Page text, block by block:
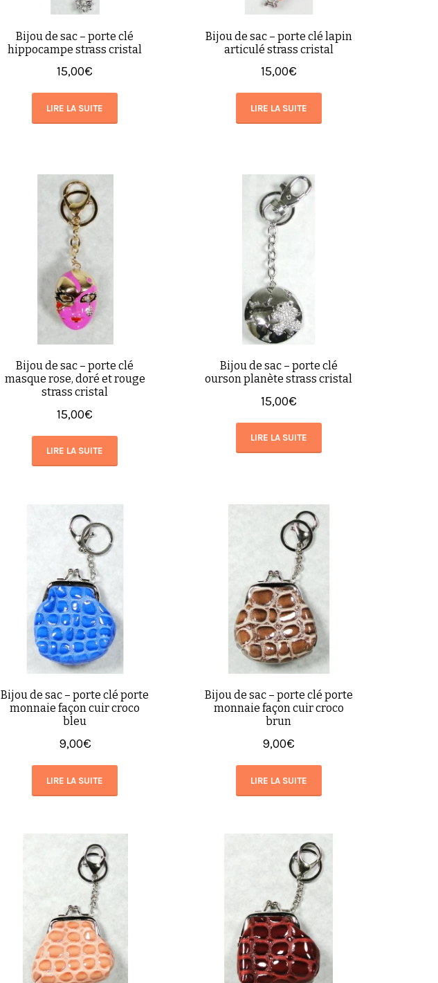
Bijou de sac – porte clé
hippocampe strass cristal
15,00€
LIRE LA SUITE
Bijou de sac – porte clé lapin
articulé strass cristal
15,00€
LIRE LA SUITE
Bijou de sac – porte clé
masque rose, doré et rouge
strass cristal
15,00€
LIRE LA SUITE
Bijou de sac – porte clé
ourson planète strass cristal
15,00€
LIRE LA SUITE
Bijou de sac – porte clé porte
monnaie façon cuir croco
bleu
9,00€
LIRE LA SUITE
Bijou de sac – porte clé porte
monnaie façon cuir croco
brun
9,00€
LIRE LA SUITE